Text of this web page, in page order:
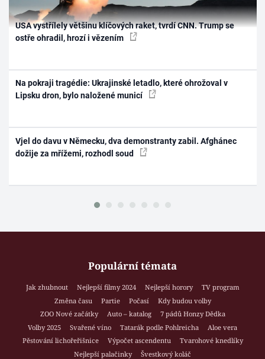
USA vystřílely většinu klíčových raket, tvrdí CNN. Trump se
ostře ohradil, hrozí i vězením
Na pokraji tragédie: Ukrajinské letadlo, které ohrožoval v
Lipsku dron, bylo naložené municí
Vjel do davu v Německu, dva demonstranty zabil. Afghánec
dožije za mřížemi, rozhodl soud
Populární témata
Jak zhubnout Nejlepší filmy 2024 Nejlepší horory
TV program
Změna času
Partie Počasí
Kdy budou volby
ZOO Nové začátky
Auto – katalog
7 pádů Honzy Dědka
Volby 2025
Svařené víno Tatarák podle Pohlreicha
Aloe vera
Pěstování lichořeřišnice
Výpočet ascendentu
Tvarohové knedlíky
Nejlepší palačinky
Švestkový koláč